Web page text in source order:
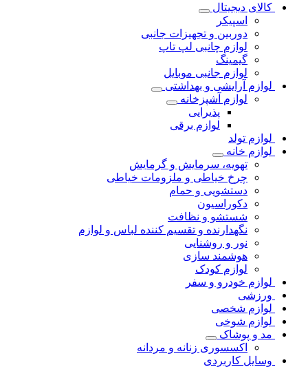
کالای دیجیتال
اسپیکر
دوربین و تجهیزات جانبی
لوازم چانبی لپ تاپ
گیمینگ
لوازم جانبی موبایل
لوازم آرایشی و بهداشتی
لوازم آشپزخانه
پذیرایی
لوازم برقی
لوازم تولد
لوازم خانه
تهویه، سرمایش و گرمایش
چرخ خیاطی و ملزومات خیاطی
دستشویی و حمام
دکوراسیون
شستشو و نظافت
نگهدارنده و تقسیم کننده لباس و لوازم
نور و روشنایی
هوشمند سازی
لوازم کودک
لوازم خودرو و سفر
ورزشی
لوازم شخصی
لوازم شوخی
مد و پوشاک
اکسسوری زنانه و مردانه
وسایل کاربردی